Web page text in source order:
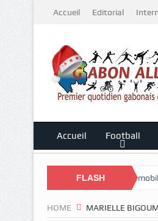
Accueil Editorial
Accueil Football
FLASH
plus que jamais mobilisateur !
HOME MARIELLE